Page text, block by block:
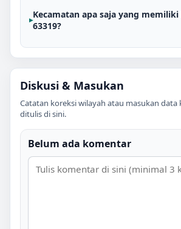
Kecamatan apa saja yang
63319?
Diskusi & Masukan
Catatan koreksi wilayah atau masukan data
ditulis di sini.
Belum ada komentar